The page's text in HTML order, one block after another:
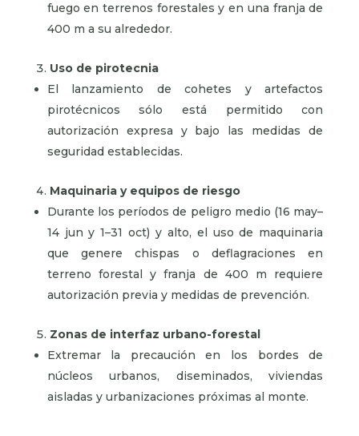
fuego en terrenos forestales y en una franja de
400 m a su alrededor.
Uso de pirotecnia
El lanzamiento de cohetes y artefactos
pirotécnicos sólo está permitido con
autorización expresa y bajo las medidas de
seguridad establecidas.
Maquinaria y equipos de riesgo
Durante los períodos de peligro medio (16 may–
14 jun y 1–31 oct) y alto, el uso de maquinaria
que genere chispas o deflagraciones en
terreno forestal y franja de 400 m requiere
autorización previa y medidas de prevención.
Zonas de interfaz urbano-forestal
Extremar la precaución en los bordes de
núcleos urbanos, diseminados, viviendas
aisladas y urbanizaciones próximas al monte.